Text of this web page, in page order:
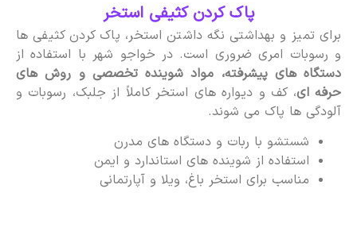
پاک کردن کثیفی استخر
برای تمیز و بهداشتی نگه داشتن استخر، پاک کردن کثیفی ها
و رسوبات امری ضروری است. در خواجو شهر با استفاده از
دستگاه های پیشرفته، مواد شوینده تخصصی و روش های
حرفه ای، کف و دیواره های استخر کاملاً از جلبک، رسوبات و
آلودگی ها پاک می شوند.
شستشو با ربات و دستگاه های مدرن
استفاده از شوینده های استاندارد و ایمن
مناسب برای استخر باغ، ویلا و آپارتمانی